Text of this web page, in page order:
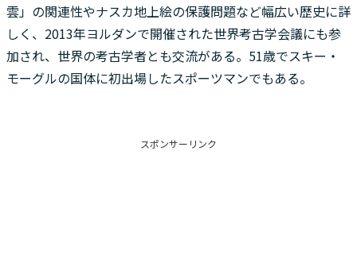
雲」の関連性やナスカ地上絵の保護問題など幅広い歴史に詳
しく、2013年ヨルダンで開催された世界考古学会議にも参
加され、世界の考古学者とも交流がある。51歳でスキー・
モーグルの国体に初出場したスポーツマンでもある。
スポンサーリンク